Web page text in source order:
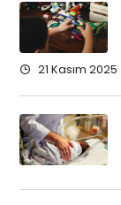
21 Kasım 2025